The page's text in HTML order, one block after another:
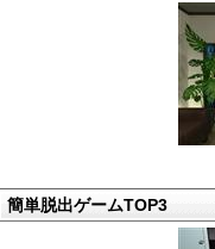
簡単脱出ゲームTOP3